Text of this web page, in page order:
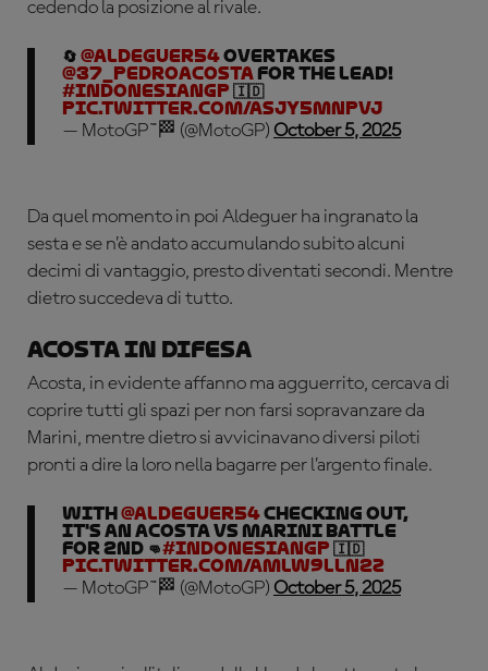
cedendo la posizione al rivale.
🔄 @aldeguer54overtakes
@37_pedroacosta for the lead!
#IndonesianGP 🇮🇩
pic.twitter.com/aSjy5MNpVj
— MotoGP™🏁 (@MotoGP) October 5, 2025
Da quel momento in poi Aldeguer ha ingranato la
sesta e se n’è andato accumulando subito alcuni
decimi di vantaggio, presto diventati secondi. Mentre
dietro succedeva di tutto.
Acosta in difesa
Acosta, in evidente affanno ma agguerrito, cercava di
coprire tutti gli spazi per non farsi sopravanzare da
Marini, mentre dietro si avvicinavano diversi piloti
pronti a dire la loro nella bagarre per l’argento finale.
With@aldeguer54checking out,
it's an Acosta vs Marini battle
for 2nd 👊#IndonesianGP 🇮🇩
pic.twitter.com/AMlw9lLn2z
— MotoGP™🏁 (@MotoGP) October 5, 2025